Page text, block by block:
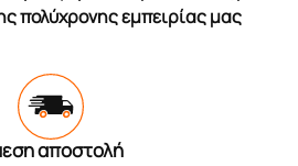
πολύχρονης εμπειρίας μας
αποστολή